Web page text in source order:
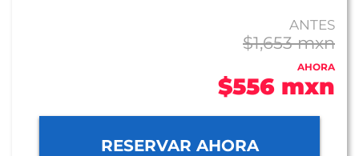
ANTES
$1,653 mxn
AHORA
$556 mxn
RESERVAR AHORA